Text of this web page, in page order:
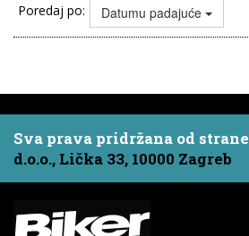
Poredaj po: Datumu padajuće
Sva prava pridržana od strane
d.o.o., Lička 33, 10000 Zagreb